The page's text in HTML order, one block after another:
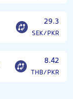
29.3
SEK/PKR
8.42
THB/PKR